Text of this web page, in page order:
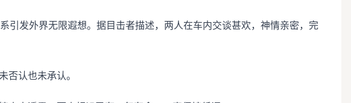
引发外界无限遐想。据目击者描述，两人在车内交谈甚欢，神情亲密，完
认也未承认。